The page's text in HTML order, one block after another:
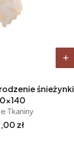
śnieżynki
Tkaniny
zł